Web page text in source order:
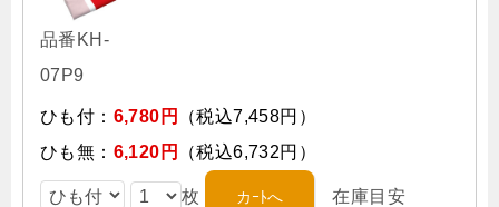
品番KH-
07P9
ひも付： 6,780円
（税込7,458円）
ひも無： 6,120円 （税込6,732円）
枚 在庫目安